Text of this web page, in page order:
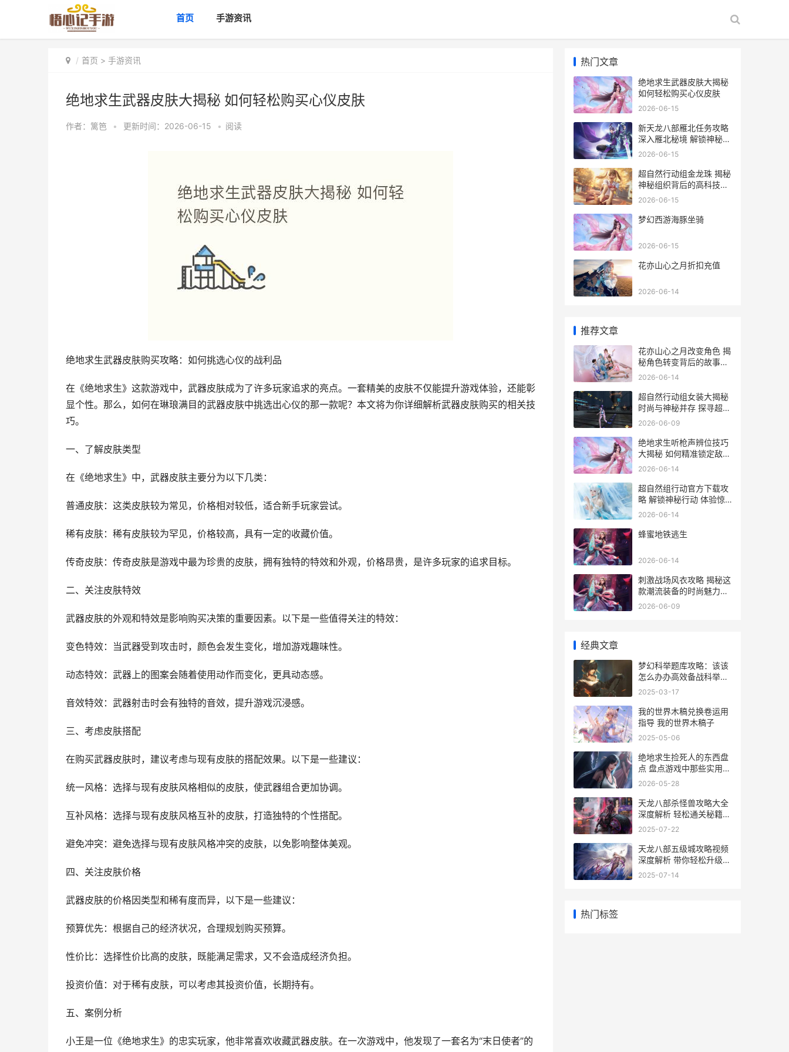
首页 手游资讯
首页 > 手游资讯
绝地求生武器皮肤大揭秘 如何轻松购买心仪皮肤
作者： 篱笆 • 更新时间：2026-06-15 • 阅读
绝地求生武器皮肤购买攻略：如何挑选心仪的战利品
在《绝地求生》这款游戏中，武器皮肤成为了许多玩家追求的亮点。一套精美的皮肤不仅能提升游戏体验，还能彰
显个性。那么，如何在琳琅满目的武器皮肤中挑选出心仪的那一款呢？本文将为你详细解析武器皮肤购买的相关技
巧。
一、了解皮肤类型
在《绝地求生》中，武器皮肤主要分为以下几类：
普通皮肤：这类皮肤较为常见，价格相对较低，适合新手玩家尝试。
稀有皮肤：稀有皮肤较为罕见，价格较高，具有一定的收藏价值。
传奇皮肤：传奇皮肤是游戏中最为珍贵的皮肤，拥有独特的特效和外观，价格昂贵，是许多玩家的追求目标。
二、关注皮肤特效
武器皮肤的外观和特效是影响购买决策的重要因素。以下是一些值得关注的特效：
变色特效：当武器受到攻击时，颜色会发生变化，增加游戏趣味性。
动态特效：武器上的图案会随着使用动作而变化，更具动态感。
音效特效：武器射击时会有独特的音效，提升游戏沉浸感。
三、考虑皮肤搭配
在购买武器皮肤时，建议考虑与现有皮肤的搭配效果。以下是一些建议：
统一风格：选择与现有皮肤风格相似的皮肤，使武器组合更加协调。
互补风格：选择与现有皮肤风格互补的皮肤，打造独特的个性搭配。
避免冲突：避免选择与现有皮肤风格冲突的皮肤，以免影响整体美观。
四、关注皮肤价格
武器皮肤的价格因类型和稀有度而异，以下是一些建议：
预算优先：根据自己的经济状况，合理规划购买预算。
性价比：选择性价比高的皮肤，既能满足需求，又不会造成经济负担。
投资价值：对于稀有皮肤，可以考虑其投资价值，长期持有。
五、案例分析
小王是一位《绝地求生》的忠实玩家，他非常喜欢收藏武器皮肤。在一次游戏中，他发现了一套名为“末日使者”的
热门文章
绝地求生武器皮肤大揭秘
如何轻松购买心仪皮肤
2026-06-15
新天龙八部雁北任务攻略
深入雁北秘境 解锁神秘奖
励
2026-06-15
超自然行动组金龙珠 揭秘
神秘组织背后的高科技装
备与行动策略
2026-06-15
梦幻西游海豚坐骑
2026-06-15
花亦山心之月折扣充值
2026-06-14
推荐文章
花亦山心之月改变角色 揭
秘角色转变背后的故事与
影响
2026-06-14
超自然行动组女装大揭秘
时尚与神秘并存 探寻超自
然组的独特风采
2026-06-09
绝地求生听枪声辨位技巧
大揭秘 如何精准锁定敌人
位置
2026-06-14
超自然组行动官方下载攻
略 解锁神秘行动 体验惊
悚冒险
2026-06-14
蜂蜜地铁逃生
2026-06-14
刺激战场风衣攻略 揭秘这
款潮流装备的时尚魅力与
价格解析
2026-06-09
经典文章
梦幻科举题库攻略：该该
怎么办办高效备战科举考
试
2025-03-17
我的世界木稿兑换卷运用
指导 我的世界木稿子
2025-05-06
绝地求生捡死人的东西盘
点 盘点游戏中那些实用物
品
2026-05-28
天龙八部杀怪兽攻略大全
深度解析 轻松通关秘籍大
放送
2025-07-22
天龙八部五级城攻略视频
深度解析 带你轻松升级
攻略全揭秘
2025-07-14
热门标签